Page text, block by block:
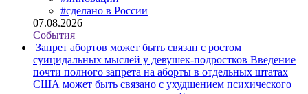
#сделано в России
07.08.2026
События
Запрет абортов может быть связан с ростом
суицидальных мыслей у девушек-подростков Введение
почти полного запрета на аборты в отдельных штатах
США может быть связано с ухудшением психического